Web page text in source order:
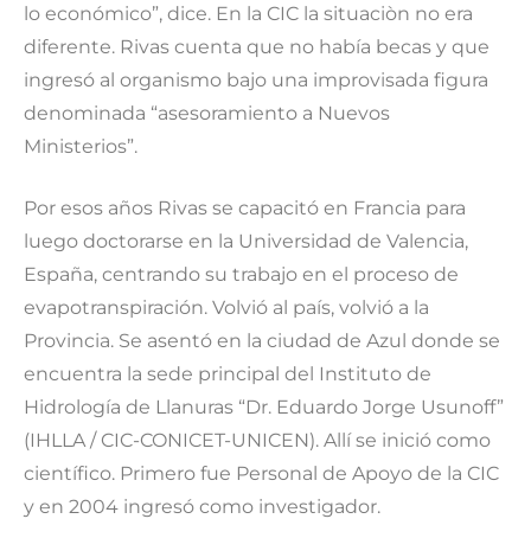
lo económico”, dice. En la CIC la situaciòn no era
diferente. Rivas cuenta que no había becas y que
ingresó al organismo bajo una improvisada figura
denominada “asesoramiento a Nuevos
Ministerios”.
Por esos años Rivas se capacitó en Francia para
luego doctorarse en la Universidad de Valencia,
España, centrando su trabajo en el proceso de
evapotranspiración. Volvió al país, volvió a la
Provincia. Se asentó en la ciudad de Azul donde se
encuentra la sede principal del Instituto de
Hidrología de Llanuras “Dr. Eduardo Jorge Usunoff”
(IHLLA / CIC-CONICET-UNICEN). Allí se inició como
científico. Primero fue Personal de Apoyo de la CIC
y en 2004 ingresó como investigador.